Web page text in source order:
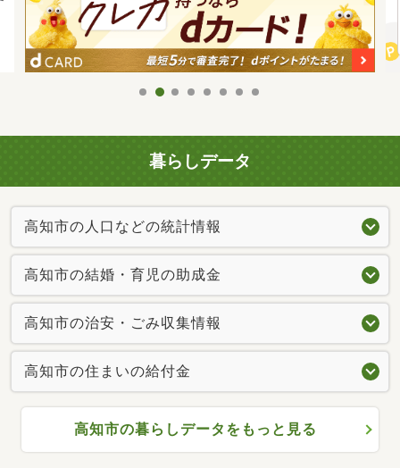
暮らしデータ
高知市の人口などの統計情報
高知市の結婚・育児の助成金
高知市の治安・ごみ収集情報
高知市の住まいの給付金
高知市の暮らしデータをもっと見る